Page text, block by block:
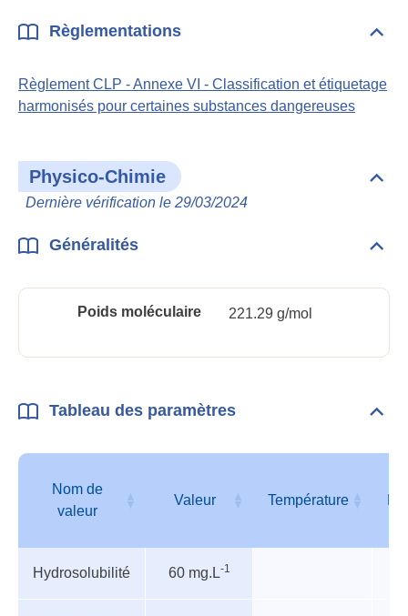
Règlementations
Règlement CLP - Annexe VI - Classification et étiquetage
harmonisés pour certaines substances dangereuses
Physico-Chimie
Dernière vérification le 29/03/2024
Généralités
Poids moléculaire 221.29 g/mol
Tableau des paramètres
des
paramètres
Nom de
valeur
Valeur Température
valeur
Hydrosolubilité
60 mg.L-1